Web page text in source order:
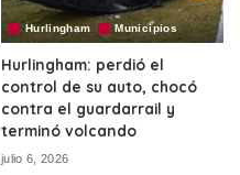
Hurlingham Municipios
Hurlingham: perdió el
control de su auto, chocó
contra el guardarrail y
terminó volcando
julio 6, 2026